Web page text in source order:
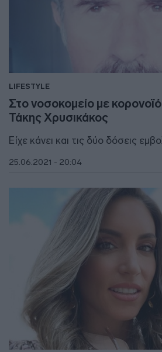
LIFESTYLE
Στο νοσοκομείο με
Τάκης Χρυσικάκος
Είχε κάνει και τις δύο δόσεις
25.06.2021 - 20:04